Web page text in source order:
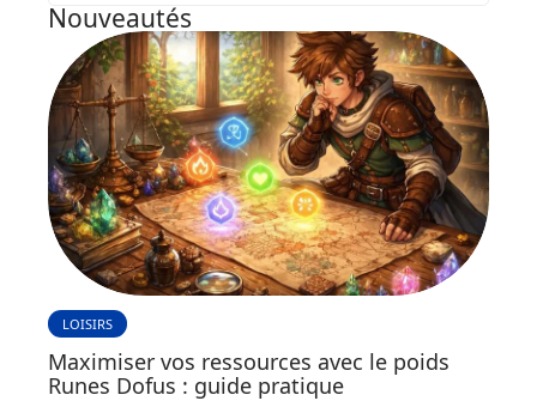
Nouveautés
LOISIRS
Maximiser vos ressources avec le poids
Runes Dofus : guide pratique